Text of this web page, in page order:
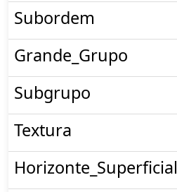
Subordem
Grande_Grupo
Subgrupo
Textura
Horizonte_Superficial